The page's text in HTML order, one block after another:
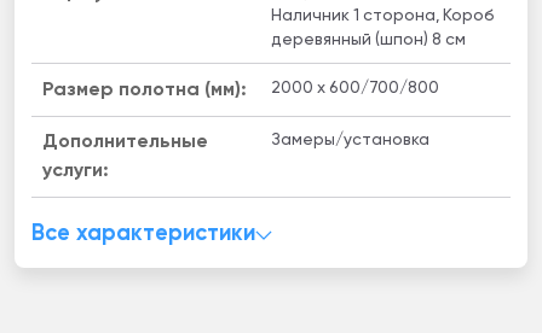
Наличник 1 сторона, Короб
деревянный (шпон) 8 см
Размер полотна (мм): 2000 x 600/700/800
Дополнительные
услуги:
Замеры/установка
Все характеристики